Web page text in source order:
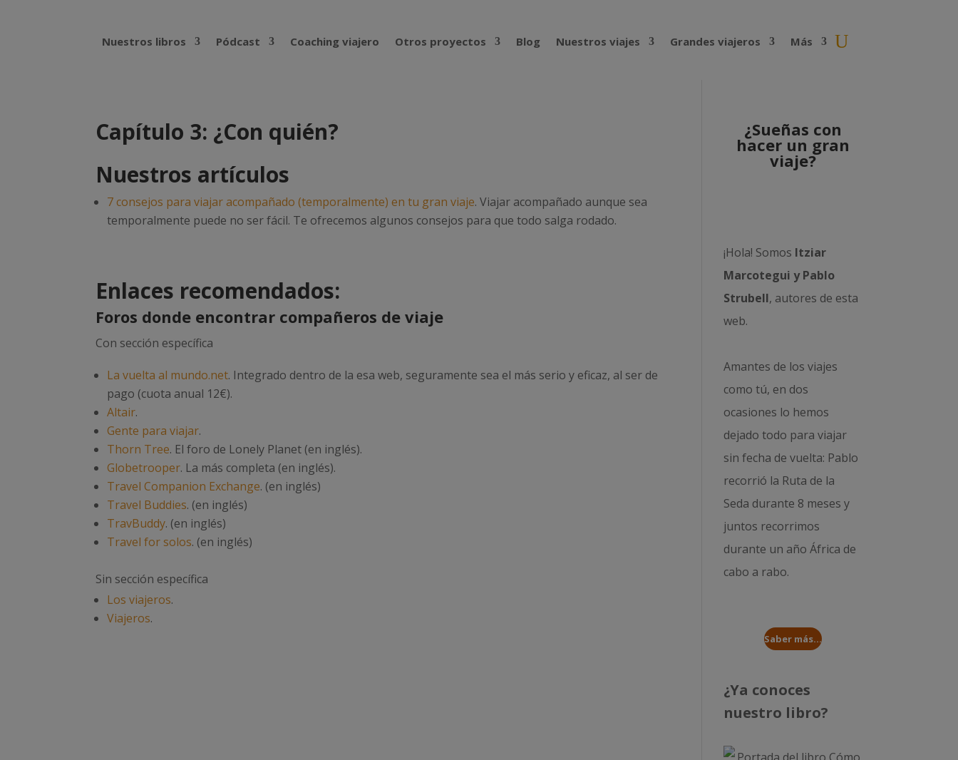
Nuestros libros Pódcast Coaching viajero Otros proyectos Blog Nuestros viajes Grandes viajeros Más
Capítulo 3: ¿Con quién?
Nuestros artículos
7 consejos para viajar acompañado (temporalmente) en tu gran viaje. Viajar acompañado aunque sea
temporalmente puede no ser fácil. Te ofrecemos algunos consejos para que todo salga rodado.
Enlaces recomendados:
Foros donde encontrar compañeros de viaje
Con sección específica
La vuelta al mundo.net. Integrado dentro de la esa web, seguramente sea el más serio y eficaz, al ser de
pago (cuota anual 12€).
Altair.
Gente para viajar.
Thorn Tree. El foro de Lonely Planet (en inglés).
Globetrooper. La más completa (en inglés).
Travel Companion Exchange. (en inglés)
Travel Buddies. (en inglés)
TravBuddy. (en inglés)
Travel for solos. (en inglés)
Sin sección específica
Los viajeros.
Viajeros.
¿Sueñas con
hacer un gran
viaje?
¡Hola! Somos Itziar
Marcotegui y Pablo
Strubell, autores de esta
web.
Amantes de los viajes
como tú, en dos
ocasiones lo hemos
dejado todo para viajar
sin fecha de vuelta: Pablo
recorrió la Ruta de la
Seda durante 8 meses y
juntos recorrimos
durante un añoÁfrica de
cabo a rabo.
Saber más...
¿Ya conoces
nuestro libro?